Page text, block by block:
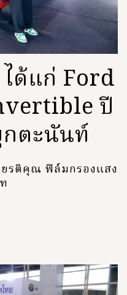
ได้แก่ Ford
ปี
ตะนันท์
ยรติคุณ ฟิล์มกรองแสง